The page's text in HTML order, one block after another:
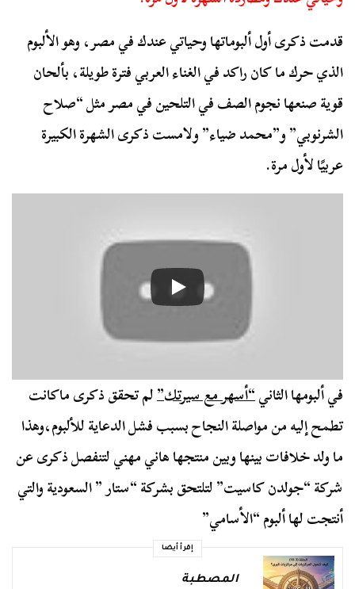
قدمت ذكرى أول ألبوماتها وحياتي عندك في مصر، وهو الألبوم
الذي حرك ما كان راكد في الغناء العربي فترة طويلة، بألحان
قوية صنعها نجوم الصف في التلحين في مصر مثل “صلاح
الشرنوبي” و”محمد ضياء” ولامست ذكرى الشهرة الكبيرة
عربيًا لأول مرة.
في ألبومها الثاني“أسهر مع سيرتك”لم تحقق ذكرى ماكانت
تطمح إليه من مواصلة النجاح بسبب فشل الدعاية للألبوم،وهذا
ما ولد خلافات بينها وبين منتجها هاني مهني لتنفصل ذكرى عن
شركة “جولدن كاسيت” لتلتحق بشركة “ستار ” السعودية والتي
أنتجت لها ألبوم “الأسامي”
إقرأ أيضا
المصطبة